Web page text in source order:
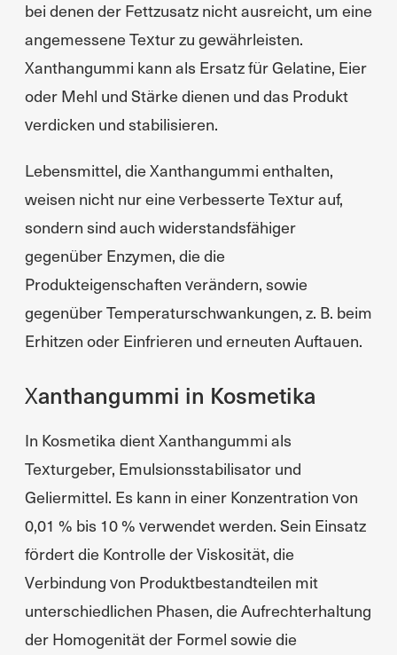
bei denen der Fettzusatz nicht ausreicht, um eine
angemessene Textur zu gewährleisten.
Xanthangummi kann als Ersatz für Gelatine, Eier
oder Mehl und Stärke dienen und das Produkt
verdicken und stabilisieren.
Lebensmittel, die Xanthangummi enthalten,
weisen nicht nur eine verbesserte Textur auf,
sondern sind auch widerstandsfähiger
gegenüber Enzymen, die die
Produkteigenschaften verändern, sowie
gegenüber Temperaturschwankungen, z. B. beim
Erhitzen oder Einfrieren und erneuten Auftauen.
Xanthangummi in Kosmetika
In Kosmetika dient Xanthangummi als
Texturgeber, Emulsionsstabilisator und
Geliermittel. Es kann in einer Konzentration von
0,01 % bis 10 % verwendet werden. Sein Einsatz
fördert die Kontrolle der Viskosität, die
Verbindung von Produktbestandteilen mit
unterschiedlichen Phasen, die Aufrechterhaltung
der Homogenität der Formel sowie die